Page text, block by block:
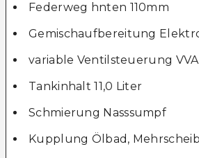
Federweg hnten 110mm
Gemischaufbereitung
variable Ventilsteuerung
Tankinhalt 11,0 Liter
Schmierung Nasssumpf
Kupplung Ölbad,